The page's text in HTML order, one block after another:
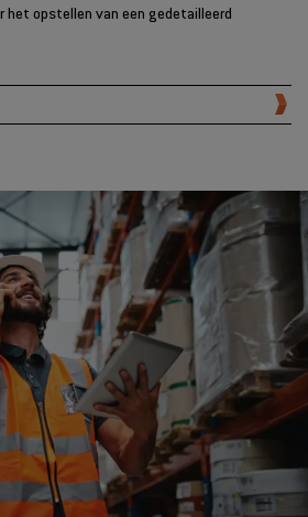
het opstellen van een gedetailleerd